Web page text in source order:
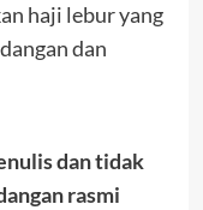
haji lebur yang
dan
dan tidak
rasmi